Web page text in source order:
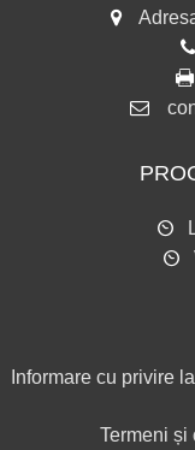
Informare cu privire
Termeni și